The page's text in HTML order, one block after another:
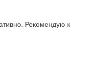
Рекомендую к